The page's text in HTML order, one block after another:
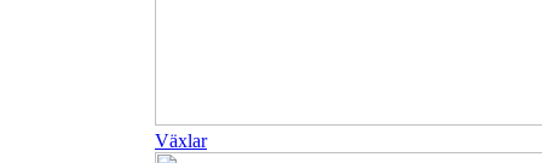
Växlar